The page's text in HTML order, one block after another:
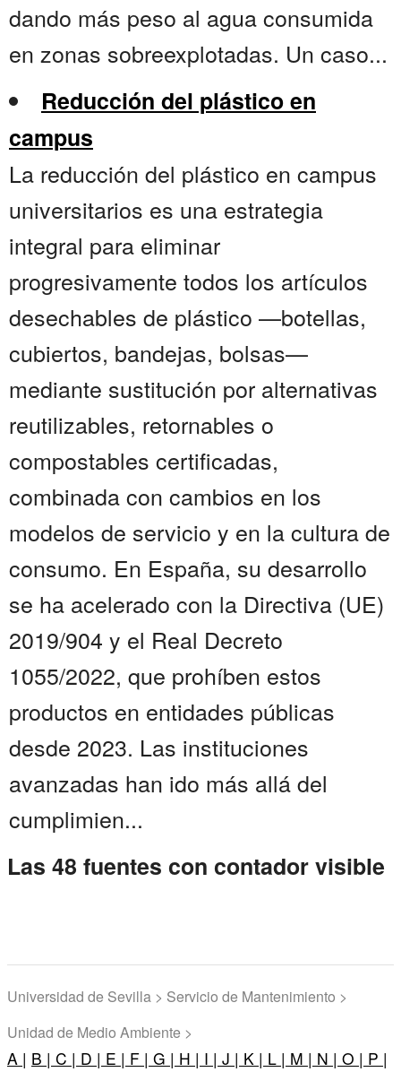
dando más peso al agua consumida
en zonas sobreexplotadas. Un caso...
Reducción del plástico en
campus
La reducción del plástico en campus
universitarios es una estrategia
integral para eliminar
progresivamente todos los artículos
desechables de plástico —botellas,
cubiertos, bandejas, bolsas—
mediante sustitución por alternativas
reutilizables, retornables o
compostables certificadas,
combinada con cambios en los
modelos de servicio y en la cultura de
consumo. En España, su desarrollo
se ha acelerado con la Directiva (UE)
2019/904 y el Real Decreto
1055/2022, que prohíben estos
productos en entidades públicas
desde 2023. Las instituciones
avanzadas han ido más allá del
cumplimien...
Las 48 fuentes con contador visible
Universidad de Sevilla > Servicio de Mantenimiento >
Unidad de Medio Ambiente >
A | B | C | D | E | F | G | H | I | J | K | L | M | N | O | P |